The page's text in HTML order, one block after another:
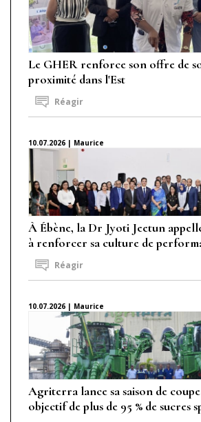
Le GHER renforce son offre de
proximité dans l'Est
Réagir
10.07.2026 | Maurice
À Ébène, la Dr Jyoti Jeetun
à renforcer sa culture de
Réagir
10.07.2026 | Maurice
Agriterra lance sa saison de
objectif de plus de 95 % de sucres